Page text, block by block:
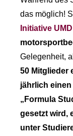
das möglich!
Initiative
Gelegenheit,
50 Mitglieder
jährlich
„Formula
gesetzt wird,
unter